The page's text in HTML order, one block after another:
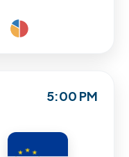
5:00 PM